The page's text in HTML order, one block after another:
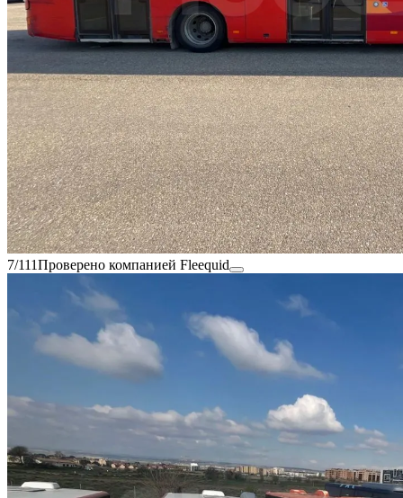
7/111Проверено компанией Fleequid